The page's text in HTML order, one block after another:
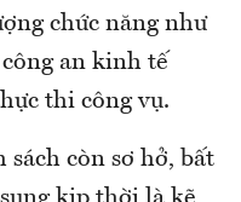
chức năng như
an kinh tế
thi công vụ.
còn sơ hở, bất